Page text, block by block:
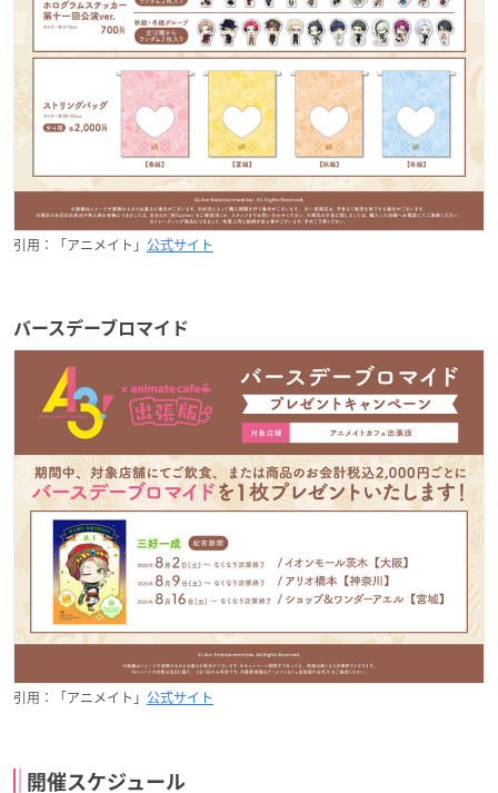
引用：「アニメイト」 公式サイト
バースデーブロマイド
引用：「アニメイト」 公式サイト
開催スケジュール